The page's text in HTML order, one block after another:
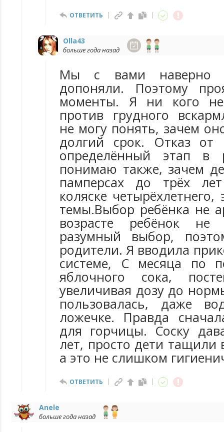
ОТВЕТИТЬ
Olla43
больше года назад
Мы с вами наверно
допоняли. Поэтому
моменты. Я ни кого
против грудного
не могу понять, зачем
долгий срок. Отказ от
определённый этап в
понимаю также, зачем
памперсах до трёх
коляске
темы.Выбор ребёнка не
возрасте ребёнок не
разумный выбор,
родители. Я вводила
системе, С месяца по
яблочного сока,
увеличивая дозу до
пользовалась, даже
ложечке. Правда
для горчицы. Соску
лет, просто дети тащили
а это не слишком
ОТВЕТИТЬ
Anele
больше года назад